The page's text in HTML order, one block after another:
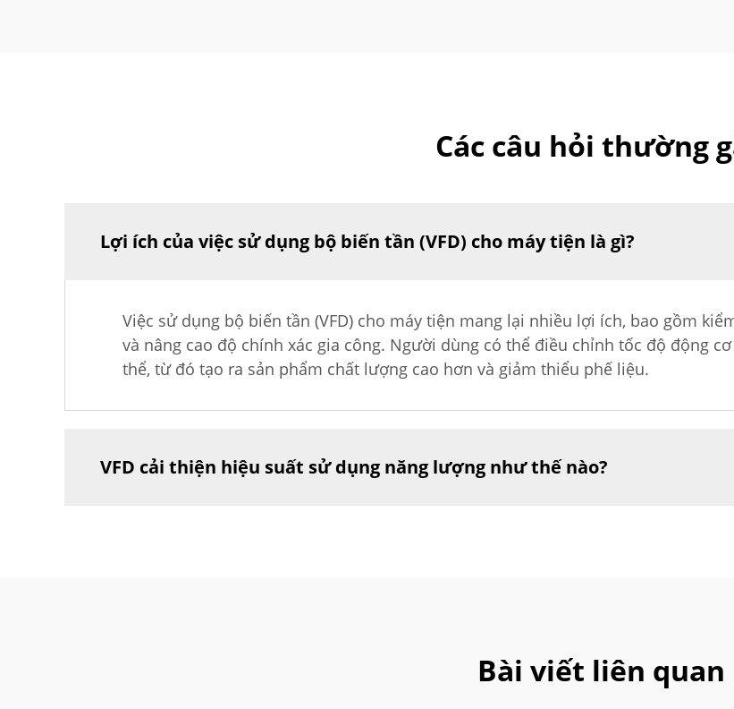
Các câu hỏi thường
Lợi ích của việc sử dụng bộ biến tần (VFD) cho máy tiện là gì?
Việc sử dụng bộ biến tần (VFD) cho máy tiện mang lại nhiều lợi ích, bao gồm
và nâng cao độ chính xác gia công. Người dùng có thể điều chỉnh tốc độ động
thể, từ đó tạo ra sản phẩm chất lượng cao hơn và giảm thiểu phế liệu.
VFD cải thiện hiệu suất sử dụng năng lượng như thế nào?
Bài viết liên quan